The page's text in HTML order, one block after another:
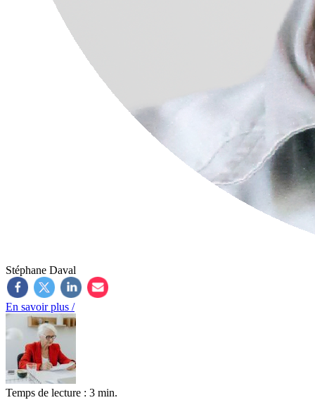
Stéphane Daval
En savoir plus /
Temps de lecture : 3 min.